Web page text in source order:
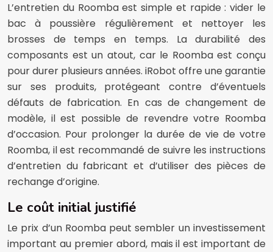
L’entretien du Roomba est simple et rapide : vider le
bac à poussière régulièrement et nettoyer les
brosses de temps en temps. La durabilité des
composants est un atout, car le Roomba est conçu
pour durer plusieurs années. iRobot offre une garantie
sur ses produits, protégeant contre d’éventuels
défauts de fabrication. En cas de changement de
modèle, il est possible de revendre votre Roomba
d’occasion. Pour prolonger la durée de vie de votre
Roomba, il est recommandé de suivre les instructions
d’entretien du fabricant et d’utiliser des pièces de
rechange d’origine.
Le coût initial justifié
Le prix d’un Roomba peut sembler un investissement
important au premier abord, mais il est important de